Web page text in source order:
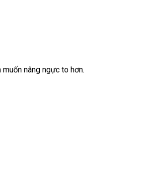
nâng ngực to hơn.